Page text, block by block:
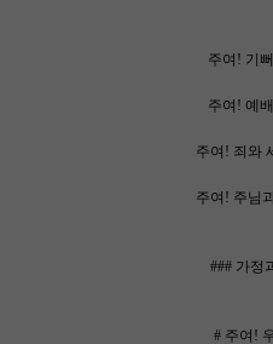
주여! 기뻐
주여! 예배
주여! 죄와
주여! 주님
### 가정
# 주여!